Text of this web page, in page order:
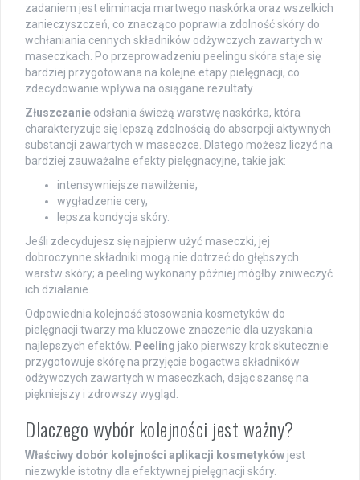
zadaniem jest eliminacja martwego naskórka oraz wszelkich
zanieczyszczeń, co znacząco poprawia zdolność skóry do
wchłaniania cennych składników odżywczych zawartych w
maseczkach. Po przeprowadzeniu peelingu skóra staje się
bardziej przygotowana na kolejne etapy pielęgnacji, co
zdecydowanie wpływa na osiągane rezultaty.
Złuszczanie odsłania świeżą warstwę naskórka, która
charakteryzuje się lepszą zdolnością do absorpcji aktywnych
substancji zawartych w maseczce. Dlatego możesz liczyć na
bardziej zauważalne efekty pielęgnacyjne, takie jak:
intensywniejsze nawilżenie,
wygładzenie cery,
lepsza kondycja skóry.
Jeśli zdecydujesz się najpierw użyć maseczki, jej
dobroczynne składniki mogą nie dotrzeć do głębszych
warstw skóry; a peeling wykonany później mógłby zniweczyć
ich działanie.
Odpowiednia kolejność stosowania kosmetyków do
pielęgnacji twarzy ma kluczowe znaczenie dla uzyskania
najlepszych efektów. Peeling jako pierwszy krok skutecznie
przygotowuje skórę na przyjęcie bogactwa składników
odżywczych zawartych w maseczkach, dając szansę na
piękniejszy i zdrowszy wygląd.
Dlaczego wybór kolejności jest ważny?
Właściwy dobór kolejności aplikacji kosmetyków jest
niezwykle istotny dla efektywnej pielęgnacji skóry.